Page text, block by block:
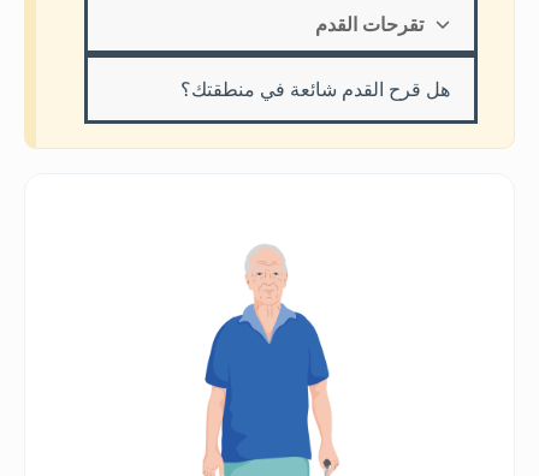
تقرحات القدم
هل قرح القدم شائعة في منطقتك؟